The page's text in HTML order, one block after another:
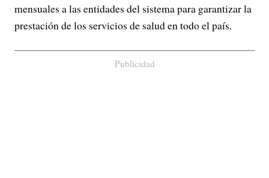
mensuales a las entidades del sistema para garantizar la
prestación de los servicios de salud en todo el país.
Publicidad